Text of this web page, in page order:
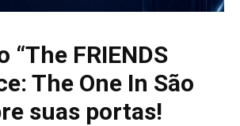
“The FRIENDS
The One In São
suas portas!